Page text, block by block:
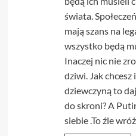
świata.
mają szans na
wszystko będą
Inaczej nic nie
dziwi. Jak chcesz
dziewczyną to
do skroni? A
siebie .To źle